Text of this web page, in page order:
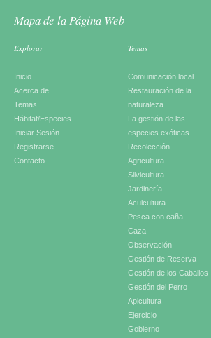
Mapa de la Página Web
Explorar
Inicio
Acerca de
Temas
Hábitat/Especies
Iniciar Sesión
Registrarse
Contacto
Temas
Comunicación local
Restauración de la
naturaleza
La gestión de las
especies exóticas
Recolección
Agricultura
Silvicultura
Jardinería
Acuicultura
Pesca con caña
Caza
Observación
Gestión de Reserva
Gestión de los Caballos
Gestión del Perro
Apicultura
Ejercicio
Gobierno